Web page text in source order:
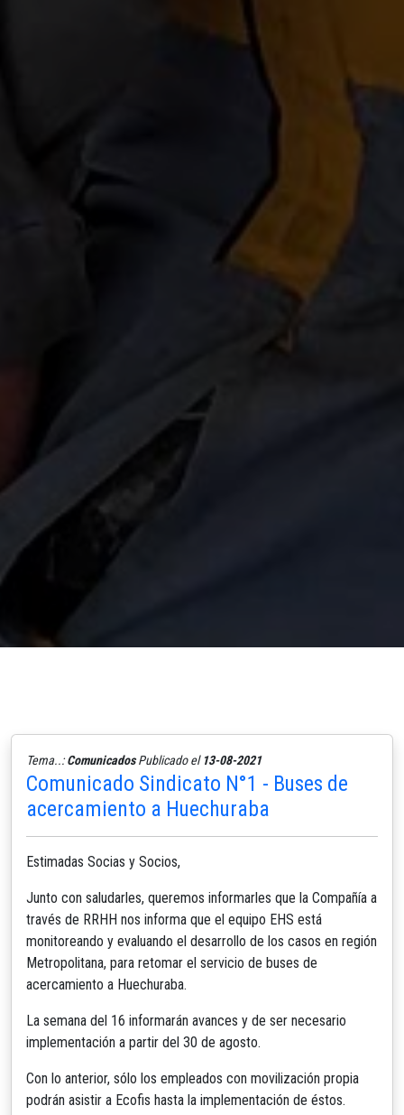
Tema..:ComunicadosPublicado el 13-08-2021
Comunicado Sindicato N°1 - Buses de
acercamiento a Huechuraba
Estimadas Socias y Socios,
Junto con saludarles, queremos informarles que la Compañía a
través de RRHH nos informa que el equipo EHS está
monitoreando y evaluando el desarrollo de los casos en región
Metropolitana, para retomar el servicio de buses de
acercamiento a Huechuraba.
La semana del 16 informarán avances y de ser necesario
implementación a partir del 30 de agosto.
Con lo anterior, sólo los empleados con movilización propia
podrán asistir a Ecofis hasta la implementación de éstos.